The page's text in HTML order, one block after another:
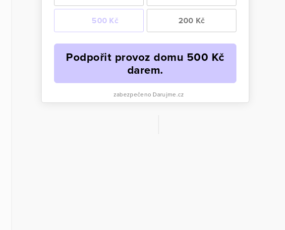
500 Kč 200 Kč
Podpořit provoz domu 500 Kč
darem.
zabezpečeno Darujme.cz